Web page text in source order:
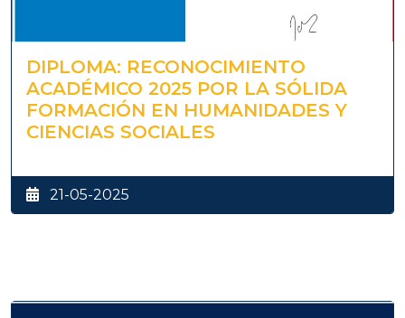
DIPLOMA: RECONOCIMIENTO
ACADÉMICO 2025 POR LA SÓLIDA
FORMACIÓN EN HUMANIDADES Y
CIENCIAS SOCIALES
21-05-2025